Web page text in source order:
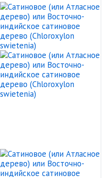
Сатиновое (или Атласное
Сатиновое (или Атласное
Сатиновое (или Атласное